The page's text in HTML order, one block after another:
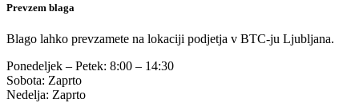
Prevzem blaga
Blago lahko prevzamete na lokaciji podjetja v BTC-ju Ljubljana.
Ponedeljek – Petek: 8:00 – 14:30
Sobota: Zaprto
Nedelja: Zaprto